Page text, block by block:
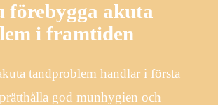
förebygga akuta
i framtiden
tandproblem handlar i första
god munhygien och